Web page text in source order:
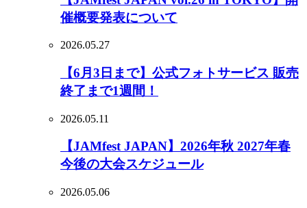
催概要発表について
2026.05.27
【6月3日まで】公式フォトサービス 販売
終了まで1週間！
2026.05.11
【JAMfest JAPAN】2026年秋 2027年春
今後の大会スケジュール
2026.05.06